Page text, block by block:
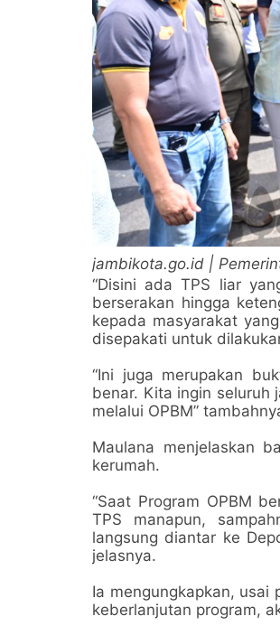
jambikota.go.id |
“Disini ada TPS liar
berserakan hingga
kepada masyarakat
disepakati untuk
“Ini juga merupakan
benar. Kita ingin seluruh
melalui OPBM”
Maulana menjelaskan
kerumah.
“Saat Program OPBM
TPS manapun,
langsung diantar ke
jelasnya.
Ia mengungkapkan, usai
keberlanjutan program,